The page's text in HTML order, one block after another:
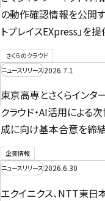
の動作確認情報を公開す
トプレイスEXpress」を
さくらのクラウド
ニュースリリース2026.7.1
東京高専とさくらインタ
クラウド・AI活用による
成に向け基本合意を締
企業情報
ニュースリリース2026.6.30
エクイニクス、NTT東日